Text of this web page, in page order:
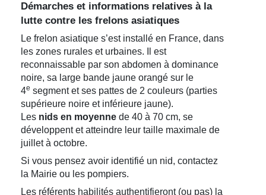
Démarches et informations relatives à la
lutte contre les frelons asiatiques
Le frelon asiatique s’est installé en France, dans
les zones rurales et urbaines. Il est
reconnaissable par son abdomen à dominance
noire, sa large bande jaune orangé sur le
4e segment et ses pattes de 2 couleurs (parties
supérieure noire et inférieure jaune).
Les nids en moyenne de 40 à 70 cm, se
développent et atteindre leur taille maximale de
juillet à octobre.
Si vous pensez avoir identifié un nid, contactez
la Mairie ou les pompiers.
Les référents habilités authentifieront (ou pas) la